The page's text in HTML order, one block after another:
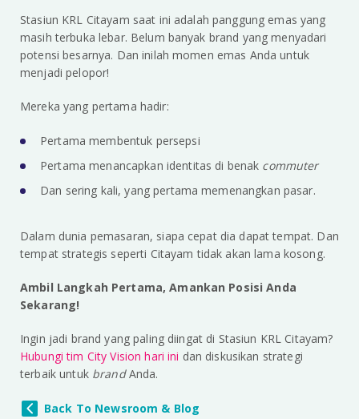
Stasiun KRL Citayam saat ini adalah panggung emas yang
masih terbuka lebar. Belum banyak brand yang menyadari
potensi besarnya. Dan inilah momen emas Anda untuk
menjadi pelopor!
Mereka yang pertama hadir:
Pertama membentuk persepsi
Pertama menancapkan identitas di benak commuter
Dan sering kali, yang pertama memenangkan pasar.
Dalam dunia pemasaran, siapa cepat dia dapat tempat. Dan
tempat strategis seperti Citayam tidak akan lama kosong.
Ambil Langkah Pertama, Amankan Posisi Anda
Sekarang!
Ingin jadi brand yang paling diingat di Stasiun KRL Citayam?
Hubungi tim City Vision hari ini dan diskusikan strategi
terbaik untuk brandAnda.
Back To Newsroom & Blog